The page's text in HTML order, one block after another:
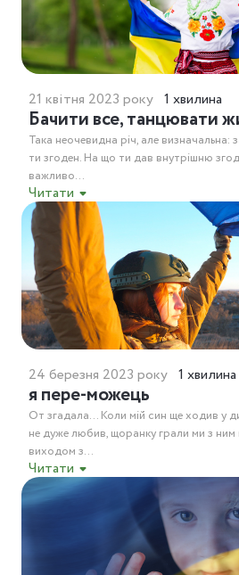
21 квітня 2023 року 1 хвилина
Бачити все, танцювати
Така неочевидна річ, але визначальна:
ти згоден. На що ти дав внутрішню
важливо...
Читати
24 березня 2023 року 1 хвилина
я пере-можець
От згадала… Коли мій син ще ходив у
не дуже любив, щоранку грали ми з
виходом з...
Читати